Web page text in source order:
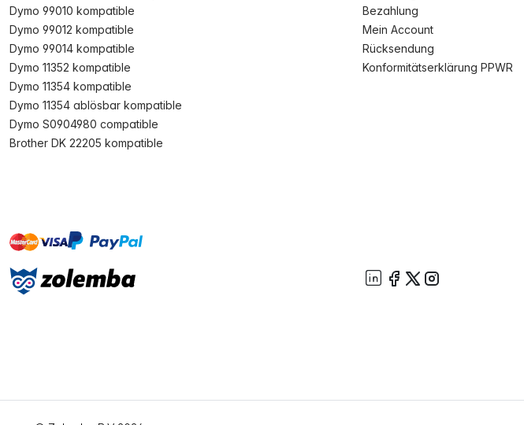
Dymo 99010 kompatible
Dymo 99012 kompatible
Dymo 99014 kompatible
Dymo 11352 kompatible
Dymo 11354 kompatible
Dymo 11354 ablösbar kompatible
Dymo S0904980 compatible
Brother DK 22205 kompatible
Bezahlung
Mein Account
Rücksendung
Konformitätserklärung PPWR
mastervisa paypal